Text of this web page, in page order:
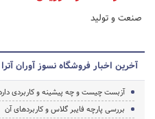
صنعت و تولید
آخرین اخبار فروشگاه نسوز آوران آترا
آزبست چیست و چه پیشینه و کاربردی
بررسی پارچه فایبر گلاس و کاربردهای آن